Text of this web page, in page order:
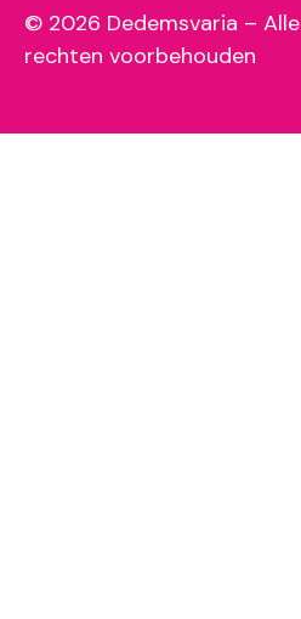
© 2026 Dedemsvaria – Alle
rechten voorbehouden